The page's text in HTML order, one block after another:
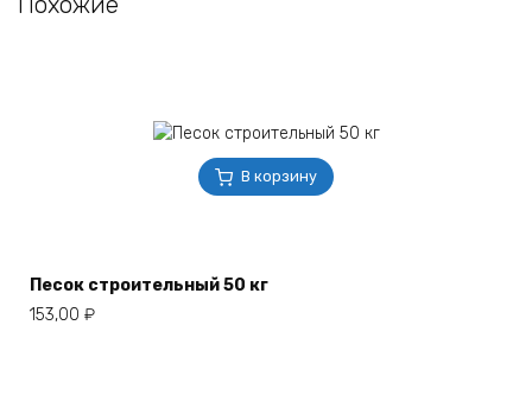
В корзину
Песок строительный 50 кг
153,00 ₽